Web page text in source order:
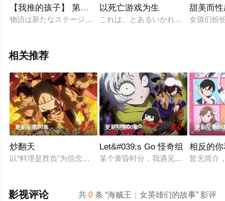
【我推的孩子】 第三季
物語は新たなステージへ──『POP IN ２』のリリースから半
以死亡游戏为生
これは、とあるいかれた世界の話。
甜美而
女孩们纷
相关推荐
更新至第06集 7.0
炒翻天
以“料理是胜负”为信念、“中国菜霸王”秋山阶一郎的孙子秋山
更新至第06集 8.0
Let&#039;s Go 怪奇组
某个黄昏时分，我遇见了专门恐吓
更新至第06
相反的
暂无简介
共0 条 “海贼王：女英雄们的故事” 影评
影视评论